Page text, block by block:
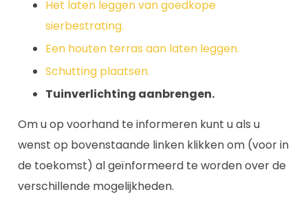
Het laten leggen van goedkope
sierbestrating.
Een houten terras aan laten leggen.
Schutting plaatsen.
Tuinverlichting aanbrengen.
Om u op voorhand te informeren kunt u als u
wenst op bovenstaande linken klikken om (voor in
de toekomst) al geïnformeerd te worden over de
verschillende mogelijkheden.